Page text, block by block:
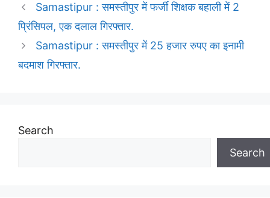
Samastipur : समस्तीपुर में फर्जी शिक्षक बहाली में 2
प्रिंसिपल, एक दलाल गिरफ्तार.
Samastipur : समस्तीपुर में 25 हजार रुपए का इनामी
बदमाश गिरफ्तार.
Search
Search